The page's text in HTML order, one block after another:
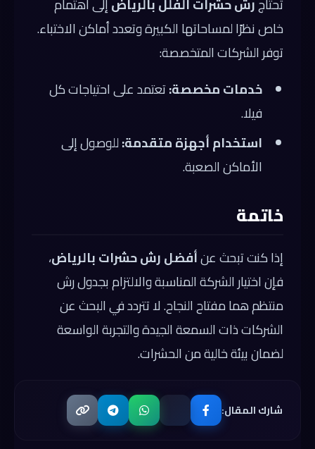
خاص نظرًا لمساحاتها الكبيرة وتعدد أماكن الاختباء.
توفر الشركات المتخصصة:
خدمات مخصصة:تعتمد على احتياجات كل
فيلا.
استخدام أجهزة متقدمة:للوصول إلى
الأماكن الصعبة.
خاتمة
إذا كنت تبحث عنأفضل رش حشرات بالرياض،
فإن اختيار الشركة المناسبة والالتزام بجدول رش
منتظم هما مفتاح النجاح. لا تتردد في البحث عن
الشركات ذات السمعة الجيدة والتجربة الواسعة
لضمان بيئة خالية من الحشرات.
شارك المقال: